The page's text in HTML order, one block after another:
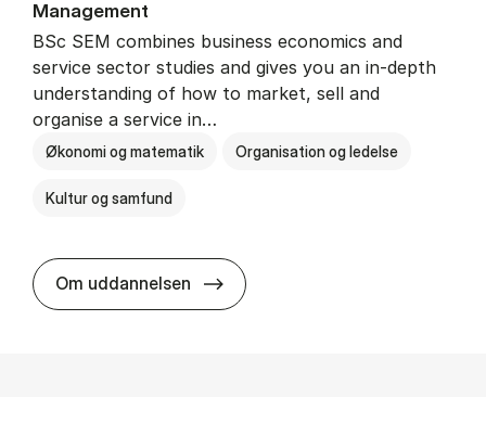
Man­age­ment
BSc SEM combines business economics and
service sector studies and gives you an in-depth
understanding of how to market, sell and
organise a service in…
Økonomi og matematik Organisation og ledelse
Kultur og samfund
Om uddannelsen BSc in Busi­ness Ad­min­is­tra­tion